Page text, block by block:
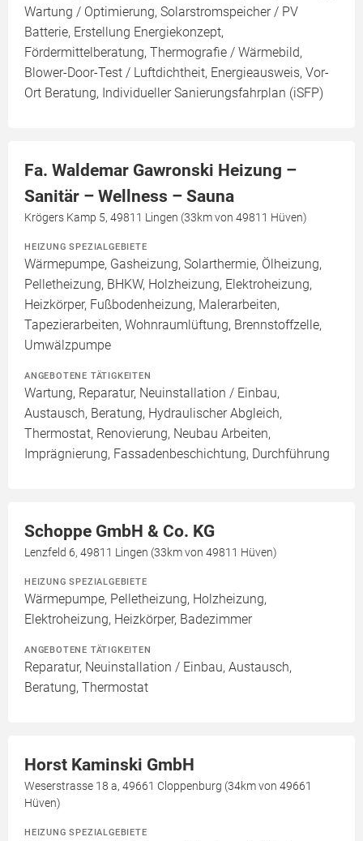
Wartung / Optimierung, Solarstromspeicher / PV
Batterie, Erstellung Energiekonzept,
Fördermittelberatung, Thermografie / Wärmebild,
Blower-Door-Test / Luftdichtheit, Energieausweis, Vor-
Ort Beratung, Individueller Sanierungsfahrplan (iSFP)
Fa. Waldemar Gawronski Heizung –
Sanitär – Wellness – Sauna
Krögers Kamp 5, 49811 Lingen (33km von 49811 Hüven)
HEIZUNG SPEZIALGEBIETE
Wärmepumpe, Gasheizung, Solarthermie, Ölheizung,
Pelletheizung, BHKW, Holzheizung, Elektroheizung,
Heizkörper, Fußbodenheizung, Malerarbeiten,
Tapezierarbeiten, Wohnraumlüftung, Brennstoffzelle,
Umwälzpumpe
ANGEBOTENE TÄTIGKEITEN
Wartung, Reparatur, Neuinstallation / Einbau,
Austausch, Beratung, Hydraulischer Abgleich,
Thermostat, Renovierung, Neubau Arbeiten,
Imprägnierung, Fassadenbeschichtung, Durchführung
Schoppe GmbH & Co. KG
Lenzfeld 6, 49811 Lingen (33km von 49811 Hüven)
HEIZUNG SPEZIALGEBIETE
Wärmepumpe, Pelletheizung, Holzheizung,
Elektroheizung, Heizkörper, Badezimmer
ANGEBOTENE TÄTIGKEITEN
Reparatur, Neuinstallation / Einbau, Austausch,
Beratung, Thermostat
Horst Kaminski GmbH
Weserstrasse 18 a, 49661 Cloppenburg (34km von 49661
Hüven)
HEIZUNG SPEZIALGEBIETE